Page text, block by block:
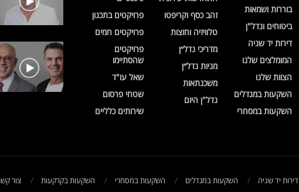
בוררות ושמאות
ביטוחים ונדל"ן
דירות יד שניה
המומלצים שלנו
הצוות שלנו
השקעות במגדלים
השקעות במסחרי
זהב כסף וקריפטו
טלוויזיה וחוצות
מדריכי נדל״ן
מניות נדל״ן
משכנתאות
נדל"ן היום
פרויקטים בתכנון
פרויקטים חמים
פרויקטים
שהסתיימו
שאל עו"ד
שטחי פרסום
שירותים כלליים
דירות יד שניה השקעות במגדלים השקעות במסחרי השקעות בקרקעות צור